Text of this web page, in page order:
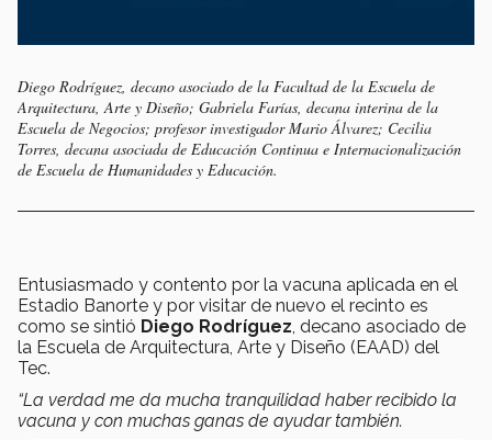
Diego Rodríguez, decano asociado de la Facultad de la Escuela de
Arquitectura, Arte y Diseño; Gabriela Farías, decana interina de la
Escuela de Negocios; profesor investigador Mario Álvarez; Cecilia
Torres, decana asociada de Educación Continua e Internacionalización
de Escuela de Humanidades y Educación.
Entusiasmado y contento por la vacuna aplicada en el
Estadio Banorte y por visitar de nuevo el recinto es
como se sintió Diego Rodríguez , decano asociado de
la Escuela de Arquitectura, Arte y Diseño (EAAD) del
Tec.
“La verdad me da mucha tranquilidad haber recibido la
vacuna y con muchas ganas de ayudar también.